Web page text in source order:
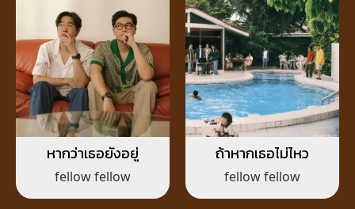
หากว่าเธอยังอยู่
fellow fellow
ถ้าหากเธอไม่ไหว
fellow fellow